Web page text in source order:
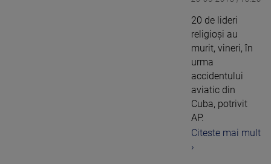
20 de lideri
religioși au
murit, vineri, în
urma
accidentului
aviatic din
Cuba, potrivit
AP.
Citeste mai mult
›